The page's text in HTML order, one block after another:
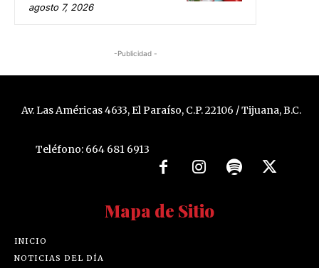
agosto 7, 2026
-Publicidad -
Av. Las Américas 4633, El Paraíso, C.P. 22106 / Tijuana, B.C.
Teléfono: 664 681 6913
Mapa de Sitio
INICIO
NOTICIAS DEL DÍA